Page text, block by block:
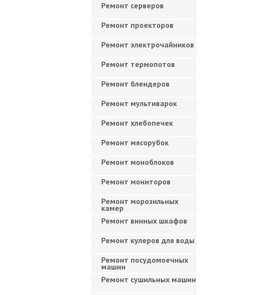
Ремонт серверов
Ремонт проекторов
Ремонт электрочайников
Ремонт термопотов
Ремонт блендеров
Ремонт мультиварок
Ремонт хлебопечек
Ремонт мясорубок
Ремонт моноблоков
Ремонт мониторов
Ремонт морозильных
камер
Ремонт винных шкафов
Ремонт кулеров для воды
Ремонт посудомоечных
машин
Ремонт сушильных машин